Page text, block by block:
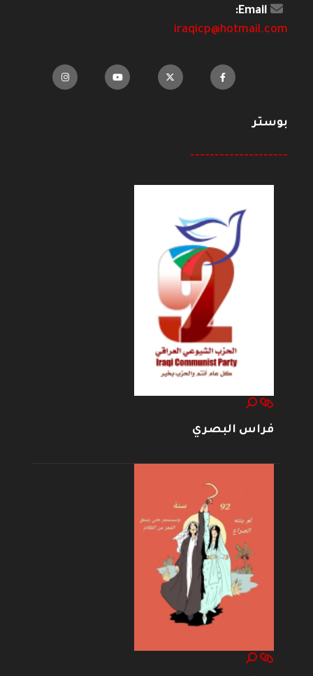
Email:
iraqicp@hotmail.com
بوستر
--------------------
فراس البصري